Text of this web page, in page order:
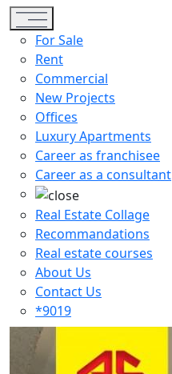
Toggle navigation
For Sale
Rent
Commercial
New Projects
Offices
Luxury Apartments
Career as franchisee
Career as a consultant
Real Estate Collage
Recommandations
Real estate courses
About Us
Contact Us
*9019